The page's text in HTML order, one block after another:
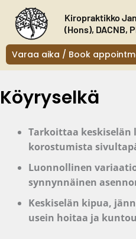
sisältöön
Kiropraktikko
(Hons), DACNB,
Varaa aika / Book
Köyryselkä
Tarkoittaa keskiselän
korostumista
Luonnollinen
synnynnäinen
Keskiselän kipua,
usein hoitaa ja